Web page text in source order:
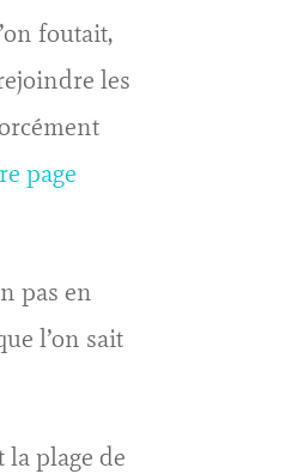
foutait,
les
page
pas en
l’on sait
la plage de